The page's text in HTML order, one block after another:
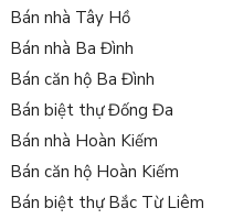
Bán nhà Tây Hồ
Bán nhà Ba Đình
Bán căn hộ Ba Đình
Bán biệt thự Đống Đa
Bán nhà Hoàn Kiếm
Bán căn hộ Hoàn Kiếm
Bán biệt thự Bắc Từ Liêm